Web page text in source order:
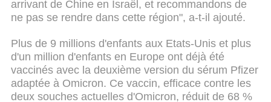
arrivant de Chine en Israël, et recommandons de
ne pas se rendre dans cette région", a-t-il ajouté.
Plus de 9 millions d'enfants aux Etats-Unis et plus
d'un million d'enfants en Europe ont déjà été
vaccinés avec la deuxième version du sérum Pfizer
adaptée à Omicron. Ce vaccin, efficace contre les
deux souches actuelles d'Omicron, réduit de 68 %